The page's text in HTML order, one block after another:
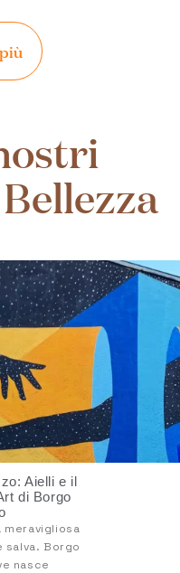
Aielli e il
di Borgo
meravigliosa
salva. Borgo
nasce